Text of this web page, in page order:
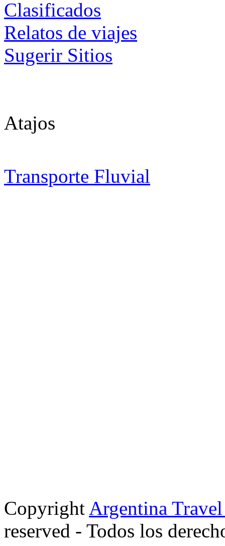
Clasificados
Relatos de viajes
Sugerir Sitios
Atajos
Transporte Fluvial
Copyright Argentina
reserved - Todos los